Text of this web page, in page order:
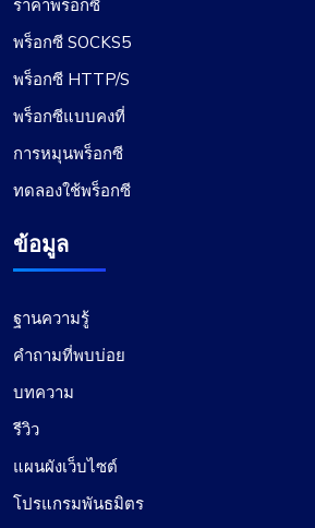
หนึ่งในบริการพร็อกซีที่ดีที่สุด
ประสบการณ์ของฉันกับบริการของ
นั้นยอดเยี่ยมมาก และเกินความคาด
สังเกต ช่วยให้การนำทางออนไลน์ร
ประสิทธิภาพ มีตัวเลือกพร็อกซีให้เลื
อย่างยิ่งมีความโดดเด่น นอกจากนี้ ร
แข่งขันสูง โดยมอบความคุ้มค่าที่ยอด
กล่าวถึงเป็นพิเศษเช่นกัน – ตอบสนอ
ต้องการบริการพร็อกซีที่เหนือกว่า
คือตัวเลือกอันดับต้นๆ อย่างแน่นอน
ราคาพร็อกซี
พร็อกซี SOCKS5
พร็อกซี HTTP/S
พร็อกซีแบบคงที่
การหมุนพร็อกซี
ทดลองใช้พร็อกซี
ข้อมูล
ฐานความรู้
คำถามที่พบบ่อย
บทความ
รีวิว
แผนผังเว็บไซต์
โปรแกรมพันธมิตร